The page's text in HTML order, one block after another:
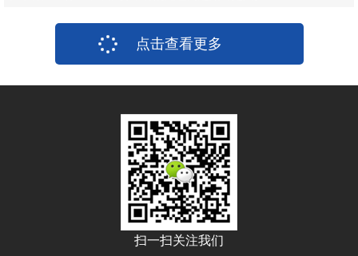
点击查看更多
扫一扫关注我们